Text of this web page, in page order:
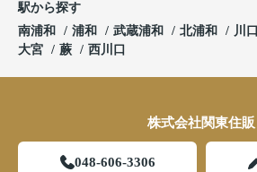
駅から探す
南浦和
浦和 武蔵浦和 北浦和 川口
大宮
蕨 西川口
株式会社関東住販
048-606-3306